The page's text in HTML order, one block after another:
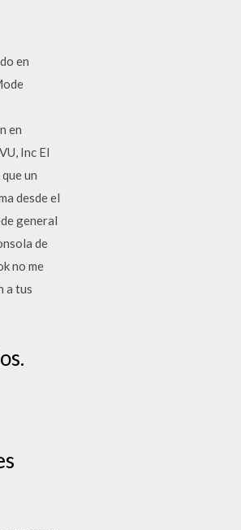
en
en
Inc El
un
desde el
general
de
no me
a tus